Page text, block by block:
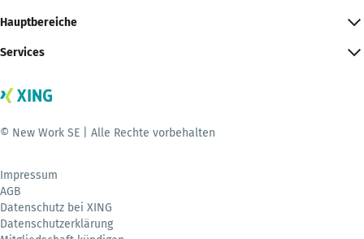
Hauptbereiche
Services
© New Work SE | Alle Rechte vorbehalten
Impressum
AGB
Datenschutz bei XING
Datenschutzerklärung